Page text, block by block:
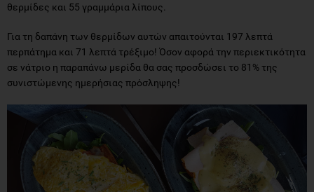
θερμίδες και 55 γραμμάρια λίπους.
Για τη δαπάνη των θερμίδων αυτών απαιτούνται 197 λεπτά
περπάτημα και 71 λεπτά τρέξιμο! Όσον αφορά την περιεκτικότητα
σε νάτριο η παραπάνω μερίδα θα σας προσδώσει το 81% της
συνιστώμενης ημερήσιας πρόσληψης!